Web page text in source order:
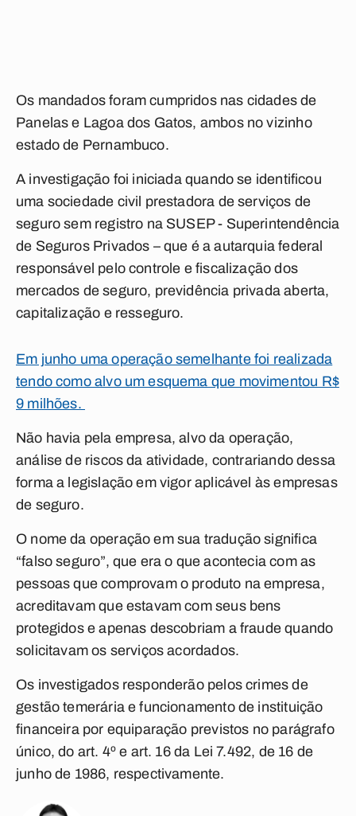
Os mandados foram cumpridos nas cidades de
Panelas e Lagoa dos Gatos, ambos no vizinho
estado de Pernambuco.
A investigação foi iniciada quando se identificou
uma sociedade civil prestadora de serviços de
seguro sem registro na SUSEP - Superintendência
de Seguros Privados – que é a autarquia federal
responsável pelo controle e fiscalização dos
mercados de seguro, previdência privada aberta,
capitalização e resseguro.
Em junho uma operação semelhante foi realizada
tendo como alvo um esquema que movimentou R$
9 milhões.
Não havia pela empresa, alvo da operação,
análise de riscos da atividade, contrariando dessa
forma a legislação em vigor aplicável às empresas
de seguro.
O nome da operação em sua tradução significa
“falso seguro”, que era o que acontecia com as
pessoas que comprovam o produto na empresa,
acreditavam que estavam com seus bens
protegidos e apenas descobriam a fraude quando
solicitavam os serviços acordados.
Os investigados responderão pelos crimes de
gestão temerária e funcionamento de instituição
financeira por equiparação previstos no parágrafo
único, do art. 4º e art. 16 da Lei 7.492, de 16 de
junho de 1986, respectivamente.